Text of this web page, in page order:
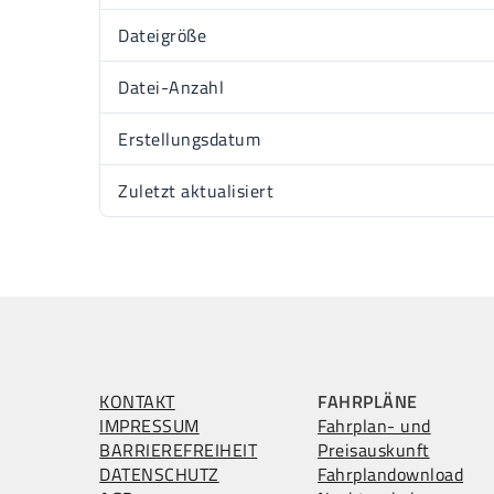
Dateigröße
Datei-Anzahl
Erstellungsdatum
Zuletzt aktualisiert
KONTAKT
IMPRESSUM
BARRIEREFREIHEIT
DATENSCHUTZ
FAHRPLÄNE
Fahrplan- und
Preisauskunft
Fahrplandownload